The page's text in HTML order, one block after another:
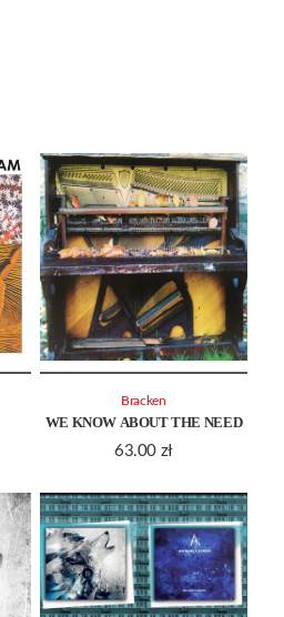
WE KNOW ABOUT THE NEED
63.00 zł
Bracken